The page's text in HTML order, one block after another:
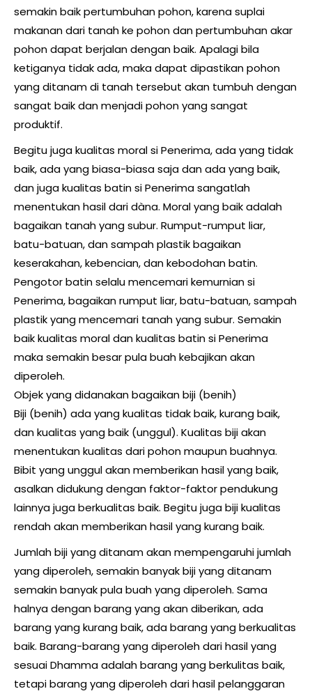
semakin baik pertumbuhan pohon, karena suplai
makanan dari tanah ke pohon dan pertumbuhan akar
pohon dapat berjalan dengan baik. Apalagi bila
ketiganya tidak ada, maka dapat dipastikan pohon
yang ditanam di tanah tersebut akan tumbuh dengan
sangat baik dan menjadi pohon yang sangat
produktif.
Begitu juga kualitas moral si Penerima, ada yang tidak
baik, ada yang biasa-biasa saja dan ada yang baik,
dan juga kualitas batin si Penerima sangatlah
menentukan hasil dari dàna. Moral yang baik adalah
bagaikan tanah yang subur. Rumput-rumput liar,
batu-batuan, dan sampah plastik bagaikan
keserakahan, kebencian, dan kebodohan batin.
Pengotor batin selalu mencemari kemurnian si
Penerima, bagaikan rumput liar, batu-batuan, sampah
plastik yang mencemari tanah yang subur. Semakin
baik kualitas moral dan kualitas batin si Penerima
maka semakin besar pula buah kebajikan akan
diperoleh.
Objek yang didanakan bagaikan biji (benih)
Biji (benih) ada yang kualitas tidak baik, kurang baik,
dan kualitas yang baik (unggul). Kualitas biji akan
menentukan kualitas dari pohon maupun buahnya.
Bibit yang unggul akan memberikan hasil yang baik,
asalkan didukung dengan faktor-faktor pendukung
lainnya juga berkualitas baik. Begitu juga biji kualitas
rendah akan memberikan hasil yang kurang baik.
Jumlah biji yang ditanam akan mempengaruhi jumlah
yang diperoleh, semakin banyak biji yang ditanam
semakin banyak pula buah yang diperoleh. Sama
halnya dengan barang yang akan diberikan, ada
barang yang kurang baik, ada barang yang berkualitas
baik. Barang-barang yang diperoleh dari hasil yang
sesuai Dhamma adalah barang yang berkulitas baik,
tetapi barang yang diperoleh dari hasil pelanggaran